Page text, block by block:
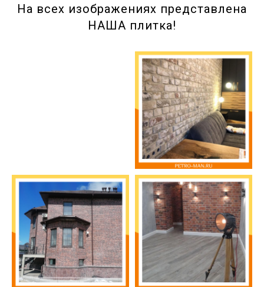
На всех изображениях представлена
НАША плитка!